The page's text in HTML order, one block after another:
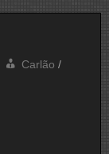
Carlão /